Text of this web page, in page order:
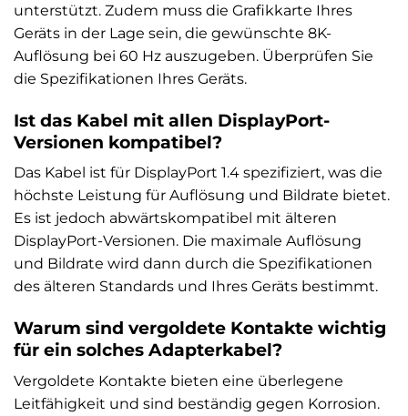
unterstützt. Zudem muss die Grafikkarte Ihres
Geräts in der Lage sein, die gewünschte 8K-
Auflösung bei 60 Hz auszugeben. Überprüfen Sie
die Spezifikationen Ihres Geräts.
Ist das Kabel mit allen DisplayPort-
Versionen kompatibel?
Das Kabel ist für DisplayPort 1.4 spezifiziert, was die
höchste Leistung für Auflösung und Bildrate bietet.
Es ist jedoch abwärtskompatibel mit älteren
DisplayPort-Versionen. Die maximale Auflösung
und Bildrate wird dann durch die Spezifikationen
des älteren Standards und Ihres Geräts bestimmt.
Warum sind vergoldete Kontakte wichtig
für ein solches Adapterkabel?
Vergoldete Kontakte bieten eine überlegene
Leitfähigkeit und sind beständig gegen Korrosion.